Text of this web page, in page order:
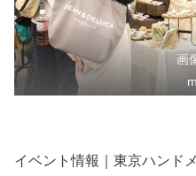
画
イベント情報｜東京ハンド